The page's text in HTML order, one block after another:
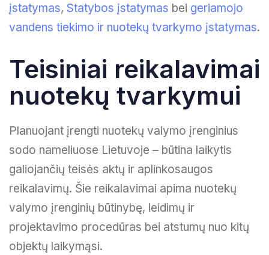
įstatymas, Statybos įstatymas bei geriamojo
vandens tiekimo ir nuotekų tvarkymo įstatymas.
Teisiniai reikalavimai
nuotekų tvarkymui
Planuojant įrengti nuotekų valymo įrenginius
sodo nameliuose Lietuvoje – būtina laikytis
galiojančių teisės aktų ir aplinkosaugos
reikalavimų. Šie reikalavimai apima nuotekų
valymo įrenginių būtinybę, leidimų ir
projektavimo procedūras bei atstumų nuo kitų
objektų laikymąsi.